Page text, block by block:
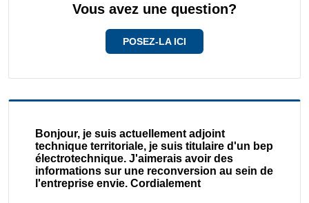
Vous avez une question?
POSEZ-LA ICI
Bonjour, je suis actuellement adjoint
technique territoriale, je suis titulaire d'un bep
électrotechnique. J'aimerais avoir des
informations sur une reconversion au sein de
l'entreprise envie. Cordialement